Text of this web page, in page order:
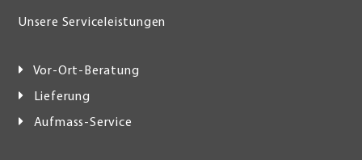
Unsere Serviceleistungen
Vor-Ort-Beratung
Lieferung
Aufmass-Service